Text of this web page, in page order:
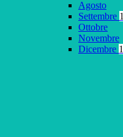
Agosto
Settembre 1
Ottobre
Novembre
Dicembre 1